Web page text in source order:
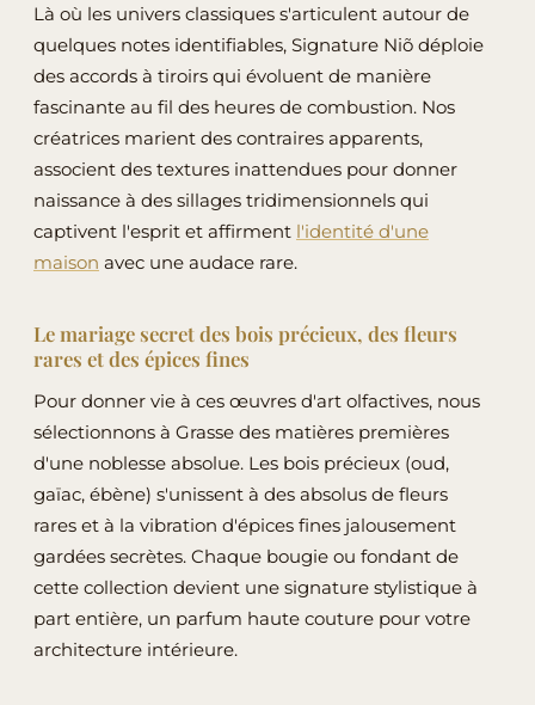
Là où les univers classiques s'articulent autour de
quelques notes identifiables, Signature Niõ déploie
des accords à tiroirs qui évoluent de manière
fascinante au fil des heures de combustion. Nos
créatrices marient des contraires apparents,
associent des textures inattendues pour donner
naissance à des sillages tridimensionnels qui
captivent l'esprit et affirment l'identité d'une
maison avec une audace rare.
Le mariage secret des bois précieux, des fleurs
rares et des épices fines
Pour donner vie à ces œuvres d'art olfactives, nous
sélectionnons à Grasse des matières premières
d'une noblesse absolue. Les bois précieux (oud,
gaïac, ébène) s'unissent à des absolus de fleurs
rares et à la vibration d'épices fines jalousement
gardées secrètes. Chaque bougie ou fondant de
cette collection devient une signature stylistique à
part entière, un parfum haute couture pour votre
architecture intérieure.